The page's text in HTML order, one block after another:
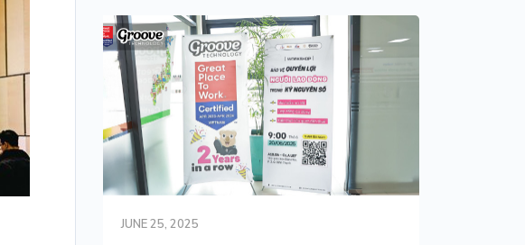
JUNE 25, 2025